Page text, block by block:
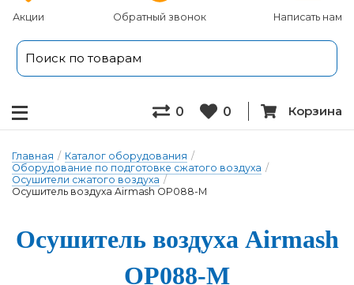
Акции Обратный звонок Написать нам
0 0 Корзина
Главная / Каталог оборудования /
Оборудование по подготовке сжатого воздуха /
Осушители сжатого воздуха /
Осушитель воздуха Airmash OP088-M
Осуши­тель воз­ду­ха Airmash
OP088-M